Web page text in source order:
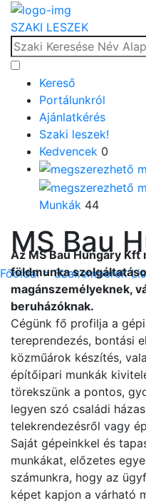
SZAKI LESZEK
Kereső
Portálunkról
Ajánlatkérés
Szaki leszek!
Kedvencek 0
Munkák 44
MS Bau
Főoldal > Szakemberek
Az MS Bau Hungary
földmunka
magánszemélyeknek,
beruházóknak.
Cégünk fő profilja a
tereprendezés, bontási
közműárok készítés,
építőipari munkák
törekszünk a pontos,
legyen szó családi
telekrendezésről vagy
Saját gépeinkkel és
munkákat, előzetes
számunkra, hogy az
képet kapjon a várható